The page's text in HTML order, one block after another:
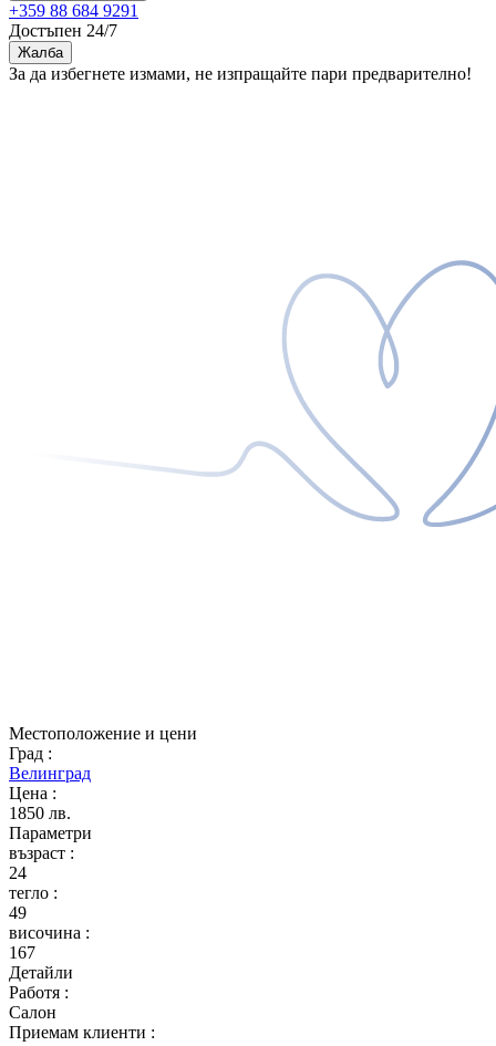
+359 88 684 9291
Достъпен 24/7
Жалба
За да избегнете измами, не изпращайте пари предварително!
Местоположение и цени
Град :
Велинград
Цена :
1850 лв.
Параметри
възраст :
24
тегло :
49
височина :
167
Детайли
Работя :
Салон
Приемам клиенти :